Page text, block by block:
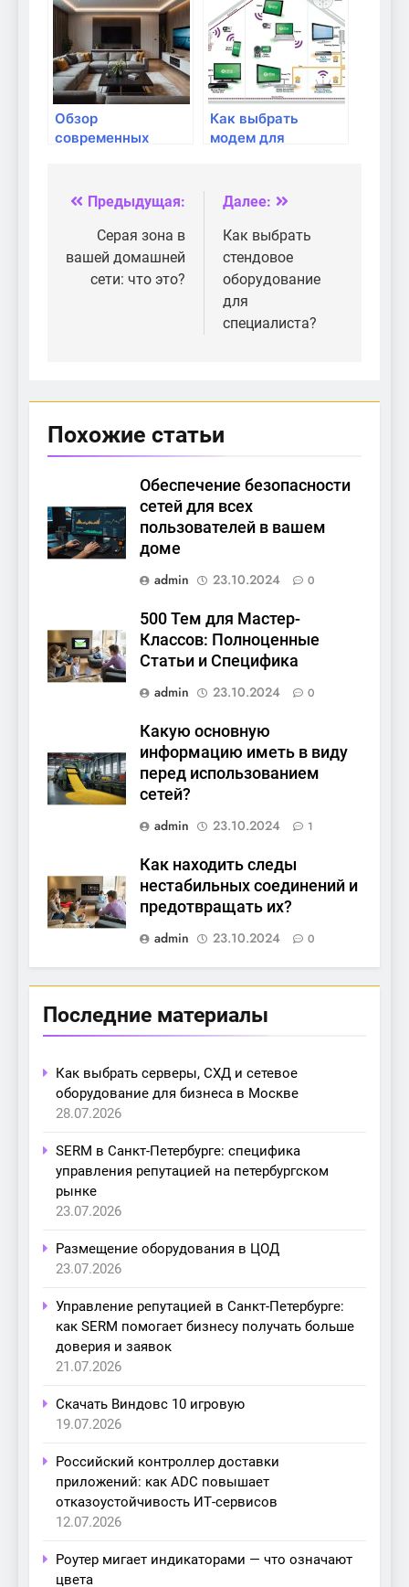
Обзор
современных
Как выбрать
модем для
Навигация
записям
Предыдущая:
Серая зона в
вашей домашней
сети: что это?
Далее:
Как выбрать
стендовое
оборудование
для
специалиста?
Похожие статьи
Обеспечение безопасности
сетей для всех
пользователей в вашем
доме
admin
23.10.2024 0
500 Тем для Мастер-
Классов: Полноценные
Статьи и Специфика
admin
23.10.2024 0
Какую основную
информацию иметь в виду
перед использованием
сетей?
admin
23.10.2024 1
Как находить следы
нестабильных соединений и
предотвращать их?
admin
23.10.2024 0
Последние материалы
Как выбрать серверы, СХД и сетевое
оборудование для бизнеса в Москве
28.07.2026
SERM в Санкт-Петербурге: специфика
управления репутацией на петербургском
рынке
23.07.2026
Размещение оборудования в ЦОД
23.07.2026
Управление репутацией в Санкт-Петербурге:
как SERM помогает бизнесу получать больше
доверия и заявок
21.07.2026
Скачать Виндовс 10 игровую
19.07.2026
Российский контроллер доставки
приложений: как ADC повышает
отказоустойчивость ИТ-сервисов
12.07.2026
Роутер мигает индикаторами — что означают
цвета